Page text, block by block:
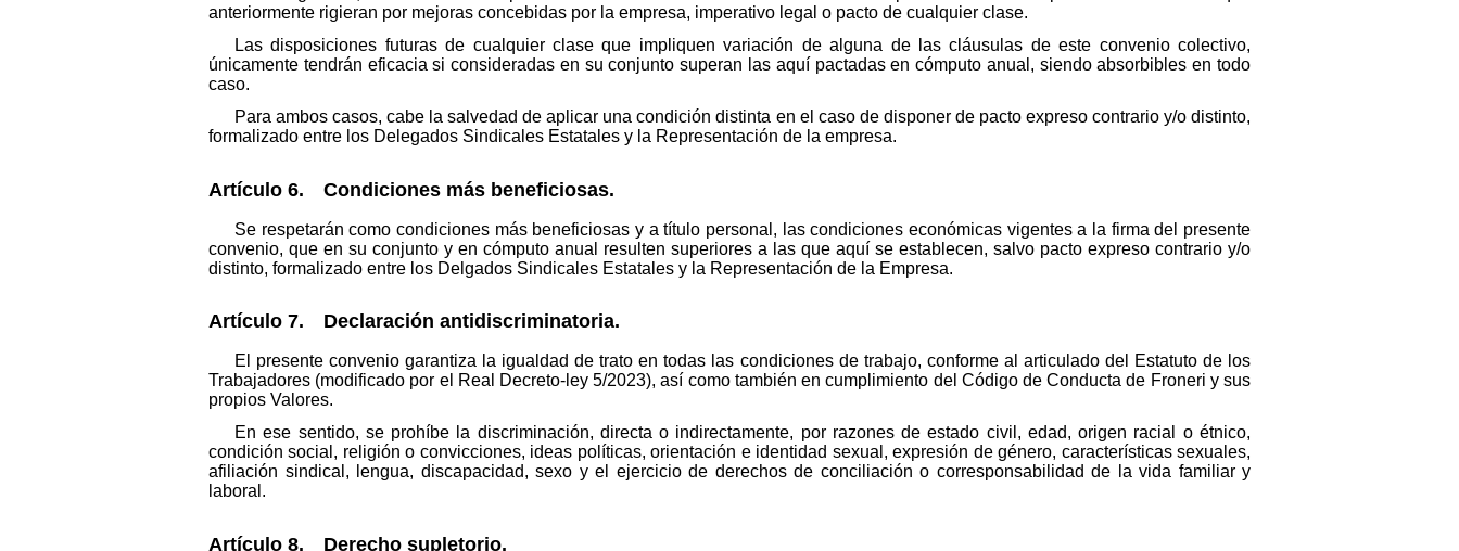
anteriormente rigieran por mejoras concebidas por la empresa, imperativo legal o pacto de cualquier clase.
Las disposiciones futuras de cualquier clase que impliquen variación de alguna de las cláusulas de este convenio colectivo,
únicamente tendrán eficacia si consideradas en su conjunto superan las aquí pactadas en cómputo anual, siendo absorbibles en todo
caso.
Para ambos casos, cabe la salvedad de aplicar una condición distinta en el caso de disponer de pacto expreso contrario y/o distinto,
formalizado entre los Delegados Sindicales Estatales y la Representación de la empresa.
Artículo 6. Condiciones más beneficiosas.
Se respetarán como condiciones más beneficiosas y a título personal, las condiciones económicas vigentes a la firma del presente
convenio, que en su conjunto y en cómputo anual resulten superiores a las que aquí se establecen, salvo pacto expreso contrario y/o
distinto, formalizado entre los Delgados Sindicales Estatales y la Representación de la Empresa.
Artículo 7. Declaración antidiscriminatoria.
El presente convenio garantiza la igualdad de trato en todas las condiciones de trabajo, conforme al articulado del Estatuto de los
Trabajadores (modificado por el Real Decreto-ley 5/2023), así como también en cumplimiento del Código de Conducta de Froneri y sus
propios Valores.
En ese sentido, se prohíbe la discriminación, directa o indirectamente, por razones de estado civil, edad, origen racial o étnico,
condición social, religión o convicciones, ideas políticas, orientación e identidad sexual, expresión de género, características sexuales,
afiliación sindical, lengua, discapacidad, sexo y el ejercicio de derechos de conciliación o corresponsabilidad de la vida familiar y
laboral.
Artículo 8. Derecho supletorio.